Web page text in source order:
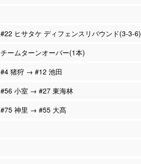
#22 ヒサタケ ディフェンスリバウンド(3-3-6)
チームターンオーバー(1本)
#4 猪狩 → #12 池田
#56 小室 → #27 東海林
#75 神里 → #55 大髙